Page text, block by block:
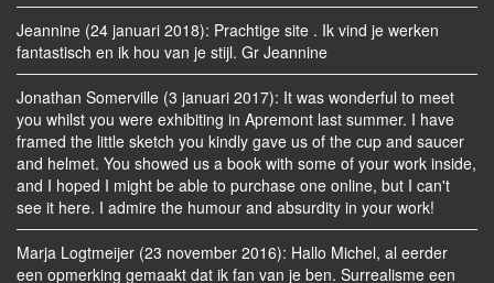
Jeannine (24 januari 2018): Prachtige site . Ik vind je werken
fantastisch en ik hou van je stijl. Gr Jeannine
Jonathan Somerville (3 januari 2017): It was wonderful to meet
you whilst you were exhibiting in Apremont last summer. I have
framed the little sketch you kindly gave us of the cup and saucer
and helmet. You showed us a book with some of your work inside,
and I hoped I might be able to purchase one online, but I can't
see it here. I admire the humour and absurdity in your work!
Marja Logtmeijer (23 november 2016): Hallo Michel, al eerder
een opmerking gemaakt dat ik fan van je ben. Surrealisme een